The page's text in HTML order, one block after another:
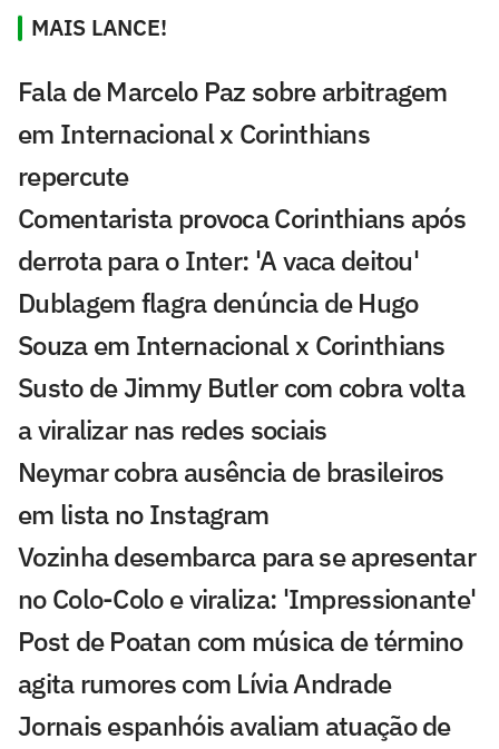
MAIS LANCE!
Fala de Marcelo Paz sobre arbitragem
em Internacional x Corinthians
repercute
Comentarista provoca Corinthians após
derrota para o Inter: 'A vaca deitou'
Dublagem flagra denúncia de Hugo
Souza em Internacional x Corinthians
Susto de Jimmy Butler com cobra volta
a viralizar nas redes sociais
Neymar cobra ausência de brasileiros
em lista no Instagram
Vozinha desembarca para se apresentar
no Colo-Colo e viraliza: 'Impressionante'
Post de Poatan com música de término
agita rumores com Lívia Andrade
Jornais espanhóis avaliam atuação de